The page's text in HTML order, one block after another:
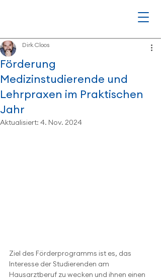
Förderung
Medizinstudierende und
Lehrpraxen im Praktischen
Jahr
Dirk Cloos
Aktualisiert: 4. Nov. 2024
Ziel des Förderprogramms ist es, das
Interesse der Studierenden am
Hausarztberuf zu wecken und ihnen einen